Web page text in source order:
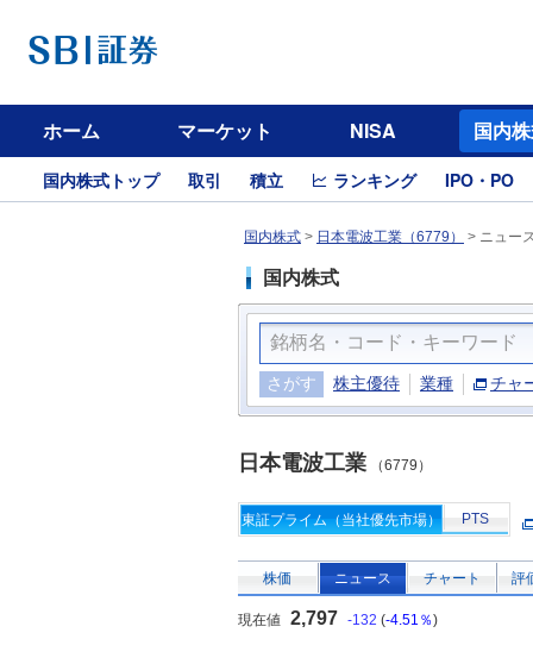
ホーム マーケット NISA 国内
国内株式トップ 取引 積立 ランキング IPO・PO
国内株式 > 日本電波工業（6779） > ニュー
国内株式
さがす 株主優待 業種 チャ
日本電波工業 （6779）
東証プライム（当社優先市場） PTS
株価 ニュース チャート 評
現在値 2,797 -132 (-4.51％)